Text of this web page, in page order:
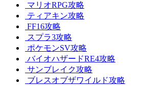
マリオRPG攻略
ティアキン攻略
FF16攻略
スプラ3攻略
ポケモンSV攻略
バイオハザードRE4攻略
サンブレイク攻略
ブレスオブザワイルド攻略